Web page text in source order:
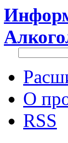
О
RSS